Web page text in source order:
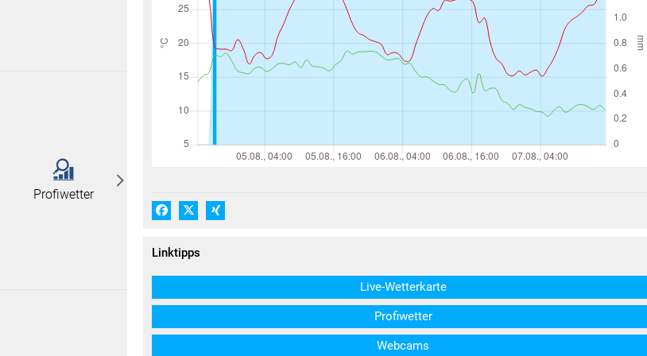
Profiwetter
FacebookX (#[creator\plugin\share\core\structs\SocialSharingServiceSettings]:formaly_twitter#)
Xing
Linktipps
Live-Wetterkarte
Profiwetter
Webcams